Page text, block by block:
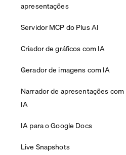
apresentações
Servidor MCP do Plus AI
Criador de gráficos com IA
Gerador de imagens com IA
Narrador de apresentações com
IA
IA para o Google Docs
Live Snapshots